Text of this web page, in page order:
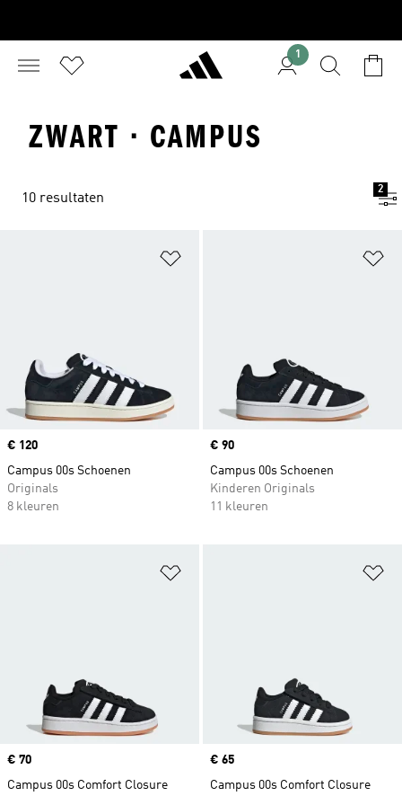
1
ZWART · CAMPUS
10 resultaten
2
Price
€ 120
Campus 00s Schoenen
Originals
8 kleuren
Price
€ 90
Campus 00s Schoenen
Kinderen Originals
11 kleuren
Price
€ 70
Campus 00s Comfort Closure
Price
€ 65
Campus 00s Comfort Closure